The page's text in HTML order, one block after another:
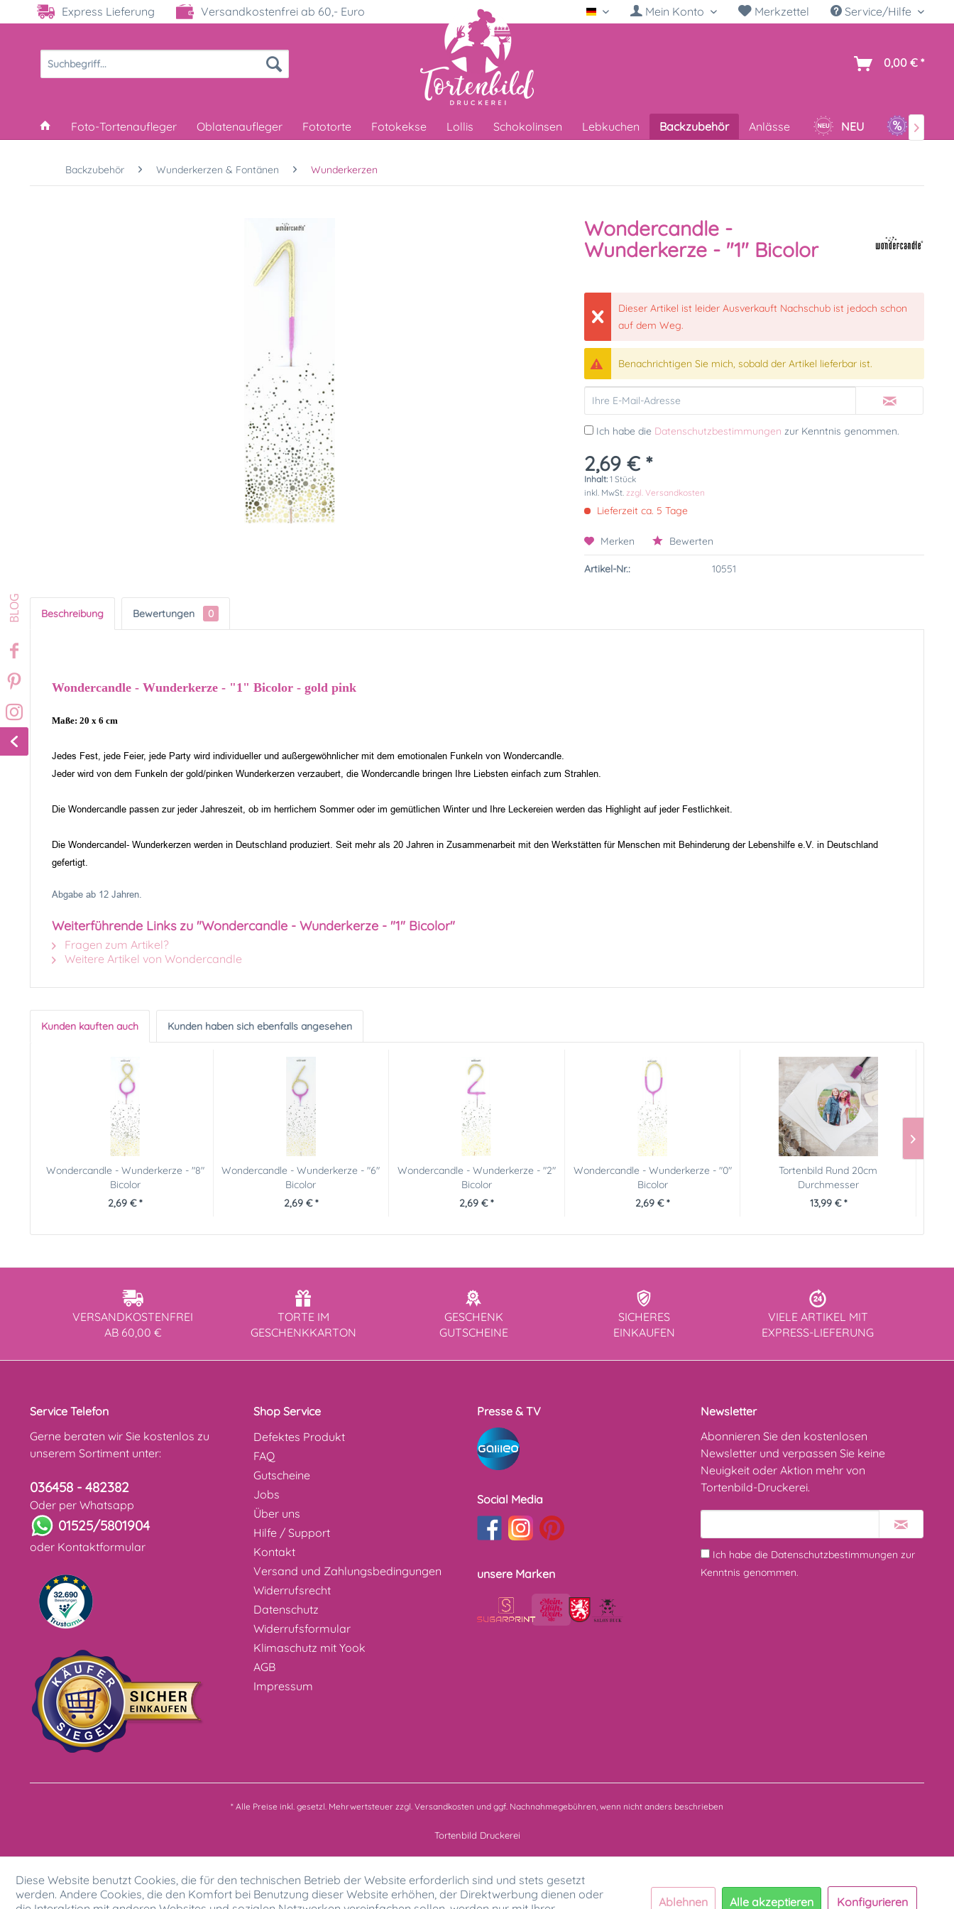
Express Lieferung Versandkostenfrei ab 60,- Euro Deutsch Mein Konto Merkzettel Service/Hilfe
0,00 € *
Foto-Tortenaufleger Oblatenaufleger Fototorte Fotokekse Lollis Schokolinsen Lebkuchen Backzubehör Anlässe NEU SALE

Backzubehör Wunderkerzen & Fontänen Wunderkerzen
Wondercandle -
Wunderkerze - "1" Bicolor
Dieser Artikel ist leider Ausverkauft Nachschub ist jedoch schon
auf dem Weg.
Benachrichtigen Sie mich, sobald der Artikel lieferbar ist.
Ich habe die Datenschutzbestimmungen zur Kenntnis genommen.
2,69 € *
Inhalt:1 Stück
inkl. MwSt.zzgl. Versandkosten
Lieferzeit ca. 5 Tage
Merken Bewerten
Artikel-Nr.: 10551
Beschreibung Bewertungen 0
Wondercandle - Wunderkerze - "1" Bicolor - gold pink
Maße: 20 x 6 cm
Jedes Fest, jede Feier, jede Party wird individueller und außergewöhnlicher mit dem emotionalen Funkeln von Wondercandle.
Jeder wird von dem Funkeln der gold/pinken Wunderkerzen verzaubert, die Wondercandle bringen Ihre Liebsten einfach zum Strahlen.
Die Wondercandle passen zur jeder Jahreszeit, ob im herrlichem Sommer oder im gemütlichen Winter und Ihre Leckereien werden das Highlight auf jeder Festlichkeit.
Die Wondercandel- Wunderkerzen werden in Deutschland produziert. Seit mehr als 20 Jahren in Zusammenarbeit mit den Werkstätten für Menschen mit Behinderung der Lebenshilfe e.V. in Deutschland
gefertigt.
Abgabe ab 12 Jahren.
Weiterführende Links zu "Wondercandle - Wunderkerze - "1" Bicolor"
Fragen zum Artikel?
Weitere Artikel von Wondercandle
Kunden kauften auch Kunden haben sich ebenfalls angesehen
Wondercandle - Wunderkerze - "8"
Bicolor
2,69 € *
Wondercandle - Wunderkerze - "6"
Bicolor
2,69 € *
Wondercandle - Wunderkerze - "2"
Bicolor
2,69 € *
Wondercandle - Wunderkerze - "0"
Bicolor
2,69 € *
Tortenbild Rund 20cm
Durchmesser
13,99 € *
VERSANDKOSTENFREI
AB 60,00 €
TORTE IM
GESCHENKKARTON
GESCHENK
GUTSCHEINE
SICHERES
EINKAUFEN
VIELE ARTIKEL MIT
EXPRESS-LIEFERUNG
Service Telefon
Gerne beraten wir Sie kostenlos zu
unserem Sortiment unter:
036458 - 482382
Oder per Whatsapp
01525/5801904
oder Kontaktformular
Shop Service
Defektes Produkt
FAQ
Gutscheine
Jobs
Über uns
Hilfe / Support
Kontakt
Versand und Zahlungsbedingungen
Widerrufsrecht
Datenschutz
Widerrufsformular
Klimaschutz mit Yook
AGB
Impressum
Presse & TV
Social Media
unsere Marken
Newsletter
Abonnieren Sie den kostenlosen
Newsletter und verpassen Sie keine
Neuigkeit oder Aktion mehr von
Tortenbild-Druckerei.
Ich habe die Datenschutzbestimmungen zur
Kenntnis genommen.
* Alle Preise inkl. gesetzl. Mehrwertsteuer zzgl. Versandkosten und ggf. Nachnahmegebühren, wenn nicht anders beschrieben
Tortenbild Druckerei
Diese Website benutzt Cookies, die für den technischen Betrieb der Website erforderlich sind und stets gesetzt
werden. Andere Cookies, die den Komfort bei Benutzung dieser Website erhöhen, der Direktwerbung dienen oder
Ablehnen Alle akzeptieren Konfigurieren